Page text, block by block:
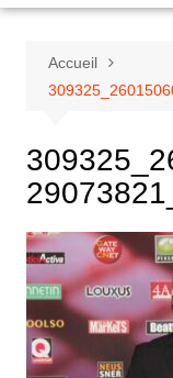
Accueil